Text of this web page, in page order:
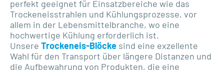
perfekt geeignet für Einsatzbereiche wie das
Trockeneisstrahlen und Kühlungsprozesse, vor
allem in der Lebensmittelbranche, wo eine
hochwertige Kühlung erforderlich ist.
Unsere Trockeneis-Blöcke sind eine exzellente
Wahl für den Transport über längere Distanzen und
die Aufbewahrung von Produkten, die eine